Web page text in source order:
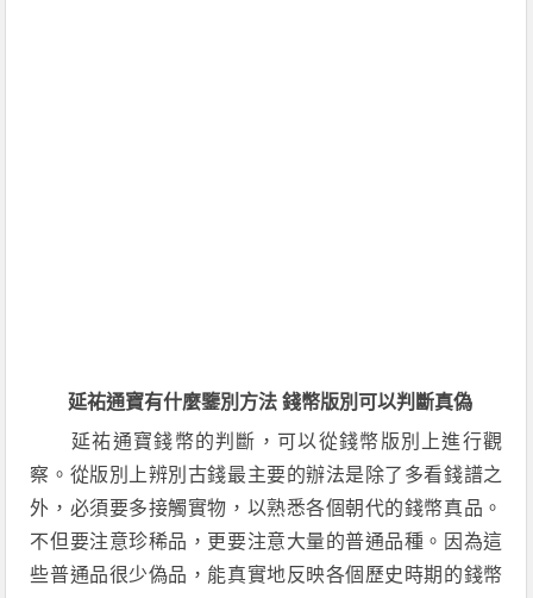
延祐通寶有什麼鑒別方法 錢幣版別可以判斷真偽
延祐通寶錢幣的判斷，可以從錢幣版別上進行觀
察。從版別上辨別古錢最主要的辦法是除了多看錢譜之
外，必須要多接觸實物，以熟悉各個朝代的錢幣真品。
不但要注意珍稀品，更要注意大量的普通品種。因為這
些普通品很少偽品，能真實地反映各個歷史時期的錢幣